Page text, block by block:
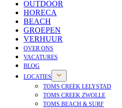
OUTDOOR
HORECA
BEACH
GROEPEN
VERHUUR
OVER ONS
VACATURES
BLOG
LOCATIES
TOMS CREEK LELYSTAD
TOMS CREEK ZWOLLE
TOMS BEACH & SURF